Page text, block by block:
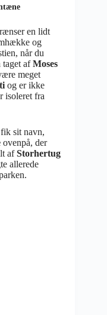
en lidt
og
når du
taget afMoses
meget
og er ikke
isoleret fra
fik sit navn,
ovenpå, der
afStorhertug
allerede